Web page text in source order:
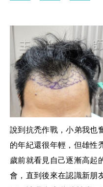
說到抗禿作戰，小弟我也
的年紀還很年輕，但雄性
歲前就看見自己逐漸高起
會，直到後來在認識新朋